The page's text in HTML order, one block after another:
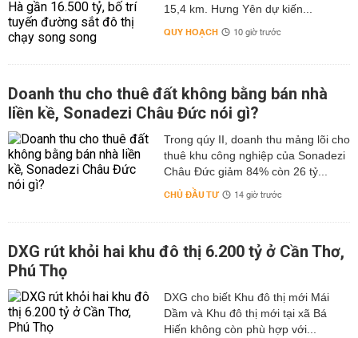
15,4 km. Hưng Yên dự kiến...
QUY HOẠCH 10 giờ trước
Doanh thu cho thuê đất không bằng bán nhà
liền kề, Sonadezi Châu Đức nói gì?
Trong qúy II, doanh thu mảng lõi cho
thuê khu công nghiệp của Sonadezi
Châu Đức giảm 84% còn 26 tỷ...
CHỦ ĐẦU TƯ 14 giờ trước
DXG rút khỏi hai khu đô thị 6.200 tỷ ở Cần Thơ,
Phú Thọ
DXG cho biết Khu đô thị mới Mái
Dầm và Khu đô thị mới tại xã Bá
Hiến không còn phù hợp với...